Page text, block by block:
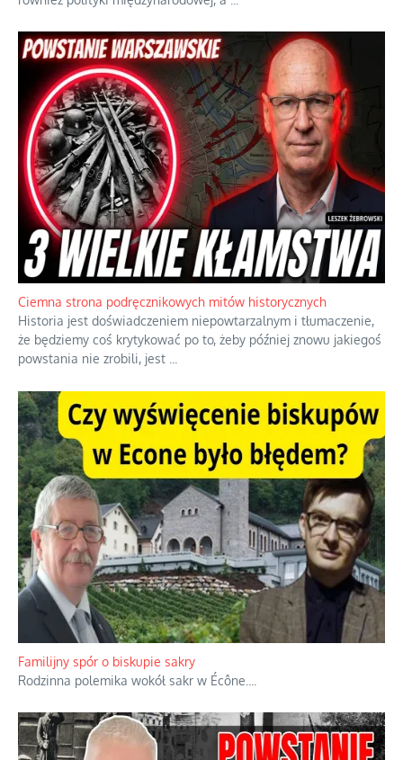
Szlachetna duma z historycznego braku rozsądku
Jednym z dziedzictw polskiej kontrreformacji jest skłonność do
oceniania wszystkiego w kategoriach moralnych, w tym
również polityki międzynarodowej, a...
Ciemna strona podręcznikowych mitów historycznych
Historia jest doświadczeniem niepowtarzalnym i tłumaczenie,
że będziemy coś krytykować po to, żeby później znowu jakiegoś
powstania nie zrobili, jest...